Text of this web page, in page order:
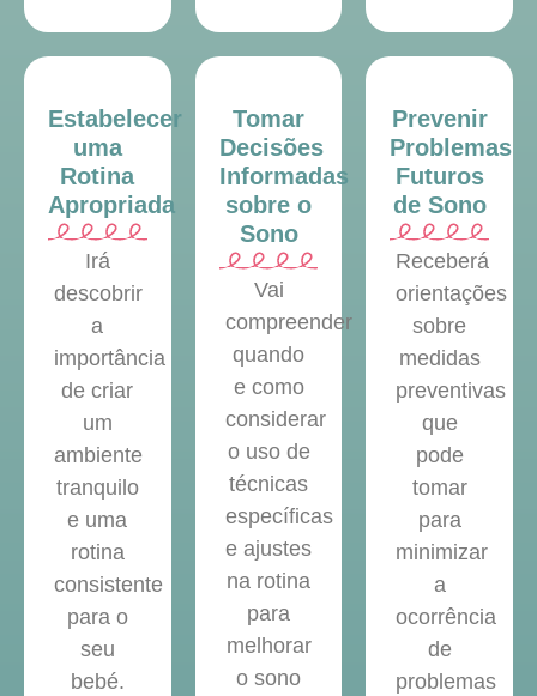
Estabelecer
uma
Rotina
Apropriada
Irá
descobrir
a
importância
de criar
um
ambiente
tranquilo
e uma
rotina
consistente
para o
seu
bebé.
Tomar
Decisões
Informadas
sobre o
Sono
Vai
compreender
quando
e como
considerar
o uso de
técnicas
específicas
e ajustes
na rotina
para
melhorar
o sono
Prevenir
Problemas
Futuros
de Sono
Receberá
orientações
sobre
medidas
preventivas
que
pode
tomar
para
minimizar
a
ocorrência
de
problemas